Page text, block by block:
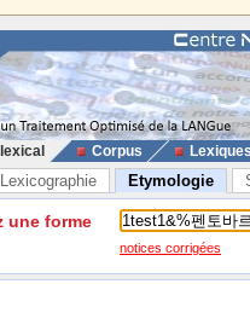
Corpus
Lexicographie Etymologie
une forme
notices corrigées